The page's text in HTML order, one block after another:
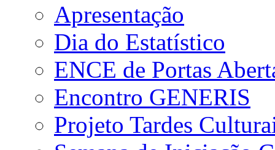
Apresentação
Dia do Estatístico
ENCE de Portas
Encontro GENERIS
Projeto Tardes